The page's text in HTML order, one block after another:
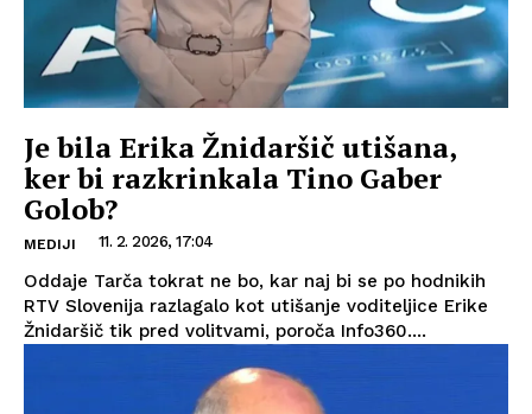
Je bila Erika Žnidaršič utišana,
ker bi razkrinkala Tino Gaber
Golob?
MEDIJI 11. 2. 2026, 17:04
Oddaje Tarča tokrat ne bo, kar naj bi se po hodnikih
RTV Slovenija razlagalo kot utišanje voditeljice Erike
Žnidaršič tik pred volitvami, poroča Info360....